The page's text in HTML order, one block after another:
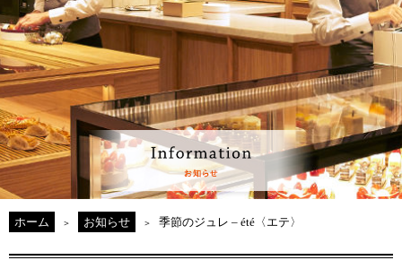
GALLERY ギャラリー
ACCESS 交通アクセス
MONTE ROSA Online Shopオンライン ショップ
CAKE RESERVEケーキWeb予約
ホーム お知らせ 季節のジュレ – été〈エテ〉